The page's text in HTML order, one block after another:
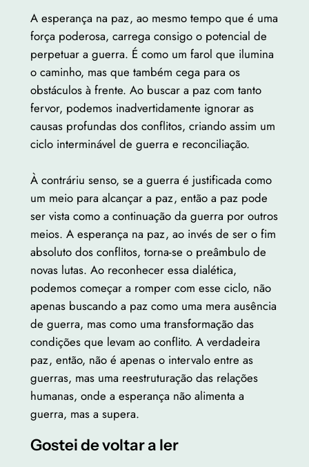
A esperança na paz, ao mesmo tempo que é uma
força poderosa, carrega consigo o potencial de
perpetuar a guerra. É como um farol que ilumina
o caminho, mas que também cega para os
obstáculos à frente. Ao buscar a paz com tanto
fervor, podemos inadvertidamente ignorar as
causas profundas dos conflitos, criando assim um
ciclo interminável de guerra e reconciliação.
À contráriu senso, se a guerra é justificada como
um meio para alcançar a paz, então a paz pode
ser vista como a continuação da guerra por outros
meios. A esperança na paz, ao invés de ser o fim
absoluto dos conflitos, torna-se o preâmbulo de
novas lutas. Ao reconhecer essa dialética,
podemos começar a romper com esse ciclo, não
apenas buscando a paz como uma mera ausência
de guerra, mas como uma transformação das
condições que levam ao conflito. A verdadeira
paz, então, não é apenas o intervalo entre as
guerras, mas uma reestruturação das relações
humanas, onde a esperança não alimenta a
guerra, mas a supera.
Gostei de voltar a ler